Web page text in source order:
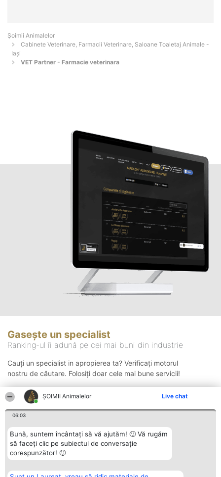
ŞOIMII Animalelor Live chat
06:03
Bună, suntem încântați să vă ajutăm! 🙂 Vă rugăm
să faceți clic pe subiectul de conversație
corespunzător! 🙂
Şoimii Animalelor
Cabinete Veterinare, Farmacii Veterinare, Saloane Toaletaj Animale -
Iaşi
VET Partner - Farmacie veterinara
Gasește un specialist
Ranking-ul îi adună pe cei mai buni din industrie
Cauți un specialist in apropierea ta? Verificați motorul
nostru de căutare. Folosiți doar cele mai bune servicii!